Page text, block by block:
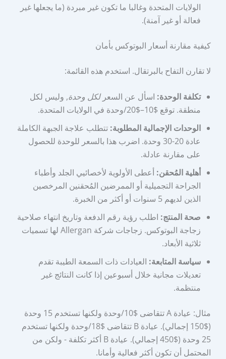
الولايات المتحدة وغالبا ما تكون غير مبردة (ما يجعلها غير
فعالة أو غير آمنة).
كيفية مقارنة أسعار البوتوكس بأمان
لا تقارن التفاح بالبرتقال. استخدم هذه القائمة:
تكلفة الوحدة: اسأل عن السعرلكل وحدة, وليس لكل
منطقة. توقع $10–$20/وحدة في الولايات المتحدة.
الوحدات الإجمالية المطلوبة: تتطلب علاجة الجبهة الكاملة
عادة 20-30 وحدة. اضرب هذا بالسعر للوحدة للحصول
على مقارنة عادلة.
أهلية المُحقن: أعطى الأولوية لأخصائيي الجلد وأطباء
الجراحة التجميلية أو الممرضين المُحقنين المرخصين
الذين لديهم 5 سنوات أو أكثر من الخبرة.
صحة المنتج: اطلب رؤية رقم الدفعة وتاريخ انتهاء صلاحية
زجاجة البوتوكس. زجاجات شركة Allergan لها تسميات
ثلاثية الأبعاد.
سياسة المتابعة: العيادات ذات السمعة الطيبة تقدم
تعديلات مجانية خلال أسبوعين إذا كانت النتائج غير
منتظمة.
مثال: عيادة A تتقاضى $10/وحدة ولكنها تستخدم 15 وحدة
($150 إجمالي). عيادة B تتقاضى $18/وحدة ولكنها تستخدم
25 وحدة ($450 إجمالي). عيادة B أكثر تكلفة - ولكن من
المحتمل أن تكون أكثر فعالية وأمانا.